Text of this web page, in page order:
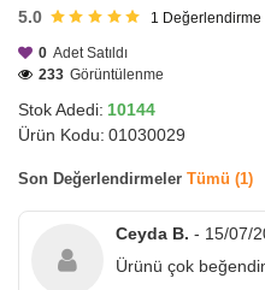
5.0 1 Değerlendirme
Stok Adedi: 10144
Ürün Kodu: 01030029
0 Adet Satıldı
233 Görüntülenme
Son Değerlendirmeler Tümü (1)
Ceyda B. - 15/07/
Ürünü çok